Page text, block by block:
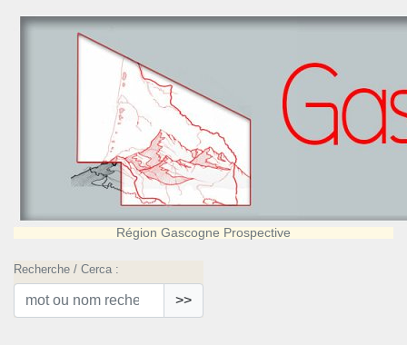
Région Gascogne Prospective
Recherche / Cerca :
>>